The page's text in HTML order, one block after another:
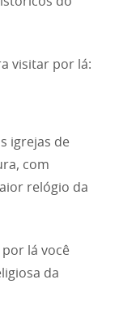
visitar por lá:
igrejas de
com
relógio da
lá você
da